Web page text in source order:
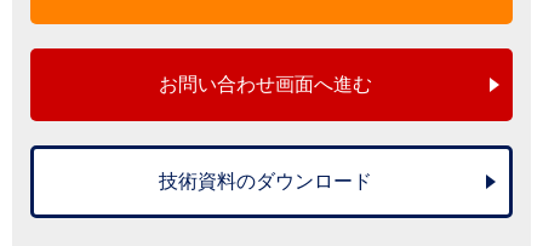
お問い合わせ画面へ進む
技術資料のダウンロード